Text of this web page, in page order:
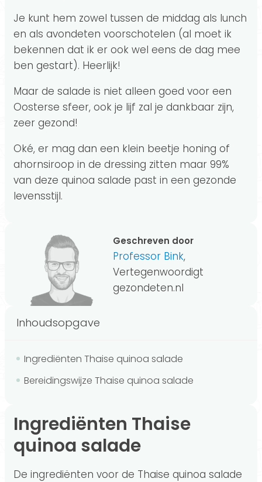
Je kunt hem zowel tussen de middag als lunch
en als avondeten voorschotelen (al moet ik
bekennen dat ik er ook wel eens de dag mee
ben gestart). Heerlijk!
Maar de salade is niet alleen goed voor een
Oosterse sfeer, ook je lijf zal je dankbaar zijn,
zeer gezond!
Oké, er mag dan een klein beetje honing of
ahornsiroop in de dressing zitten maar 99%
van deze quinoa salade past in een gezonde
levensstijl.
Geschreven door
Professor Bink,
Vertegenwoordigt
gezondeten.nl
Inhoudsopgave
Ingrediënten Thaise quinoa salade
Bereidingswijze Thaise quinoa salade
Ingrediënten Thaise
quinoa salade
De ingrediënten voor de Thaise quinoa salade